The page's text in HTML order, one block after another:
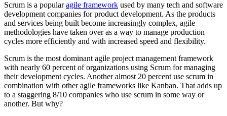
Scrum is a popularagile framework used by many tech and software
development companies for product development. As the products
and services being built become increasingly complex, agile
methodologies have taken over as a way to manage production
cycles more efficiently and with increased speed and flexibility.
Scrum is the most dominant agile project management framework
with nearly 60 percent of organizations using Scrum for managing
their development cycles. Another almost 20 percent use scrum in
combination with other agile frameworks like Kanban. That adds up
to a staggering 8/10 companies who use scrum in some way or
another. But why?